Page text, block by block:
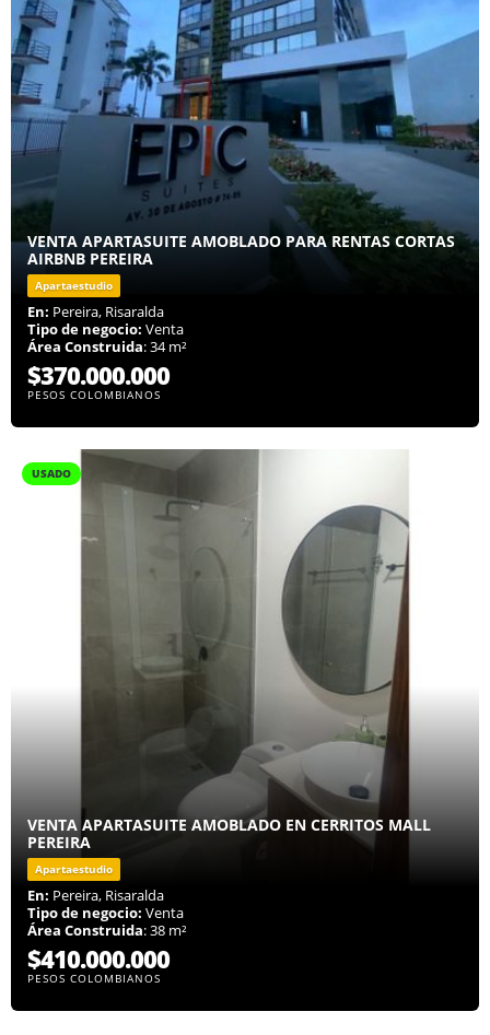
VENTA APARTASUITE AMOBLADO PARA RENTAS CORTAS
AIRBNB PEREIRA
Apartaestudio
En: Pereira, Risaralda
Tipo de negocio: Venta
Área Construida: 34 m²
$370.000.000
PESOS COLOMBIANOS
USADO
VENTA APARTASUITE AMOBLADO EN CERRITOS MALL
PEREIRA
Apartaestudio
En: Pereira, Risaralda
Tipo de negocio: Venta
Área Construida: 38 m²
$410.000.000
PESOS COLOMBIANOS